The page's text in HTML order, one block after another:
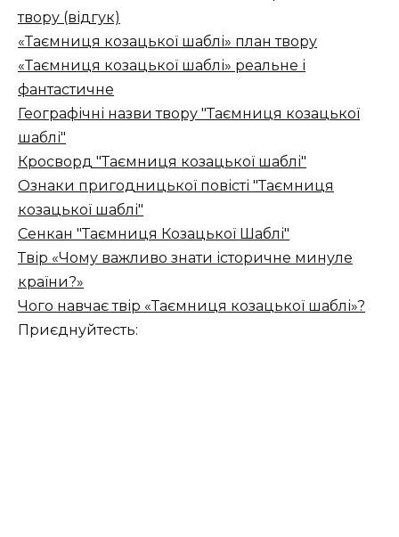
твору (відгук)
«Таємниця козацької шаблі» план твору
«Таємниця козацької шаблі» реальне і
фантастичне
Географічні назви твору "Таємниця козацької
шаблі"
Кросворд "Таємниця козацької шаблі"
Ознаки пригодницької повісті "Таємниця
козацької шаблі"
Сенкан "Таємниця Козацької Шаблі"
Твір «Чому важливо знати історичне минуле
країни?»
Чого навчає твір «Таємниця козацької шаблі»?
Приєднуйтесть: